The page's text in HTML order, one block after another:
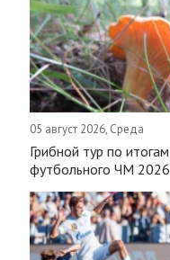
05 август 2026, Среда
Грибной тур по итогам
футбольного ЧМ 2026